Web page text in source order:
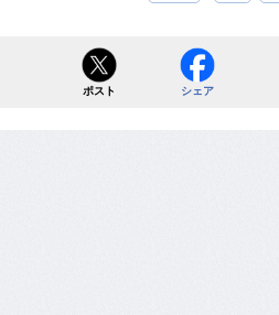
ポスト シェア